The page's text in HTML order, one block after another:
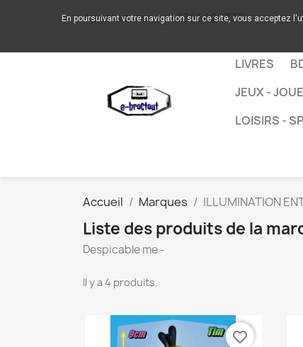
Appelez-nous :+33664267772
LIVRES
JEUX -
LOISIRS -
Accueil Marques ILLUMINATION
Liste des produits de la
Despicable me -
Il y a 4 produits.
favorite_border
En poursuivant votre navigation sur ce site, vous acceptez